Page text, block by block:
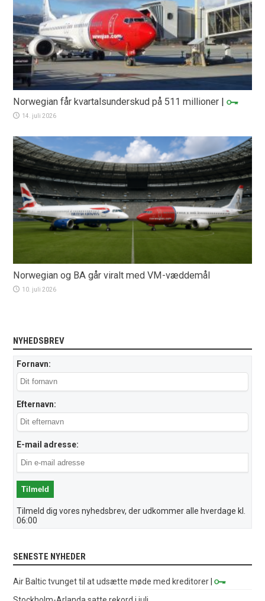
Norwegian får kvartalsunderskud på 511 millioner |
14. juli 2026
Norwegian og BA går viralt med VM-væddemål
10. juli 2026
NYHEDSBREV
Fornavn:
Efternavn:
E-mail adresse:
Tilmeld dig vores nyhedsbrev, der udkommer alle hverdage kl.
06:00
SENESTE NYHEDER
Air Baltic tvunget til at udsætte møde med kreditorer |